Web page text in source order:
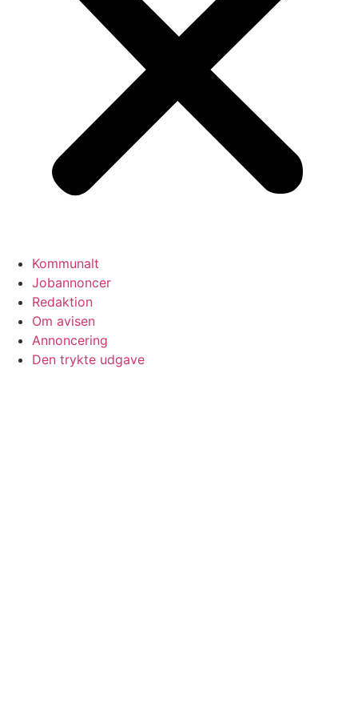
Kommunalt
Jobannoncer
Redaktion
Om avisen
Annoncering
Den trykte udgave